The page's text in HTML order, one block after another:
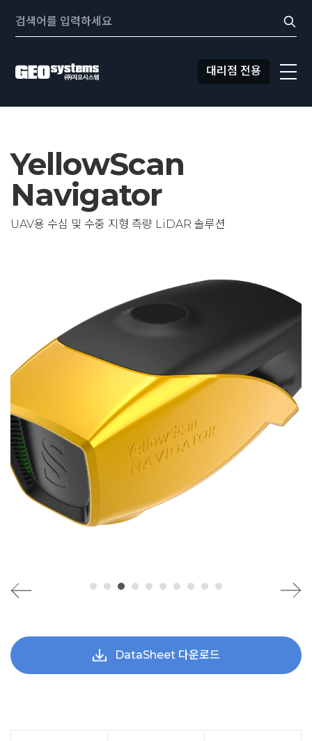
바로가기
Search:
대리점 전용
YellowScan
Navigator
UAV용 수심 및 수중 지형 측량 LiDAR 솔루션
DataSheet 다운로드